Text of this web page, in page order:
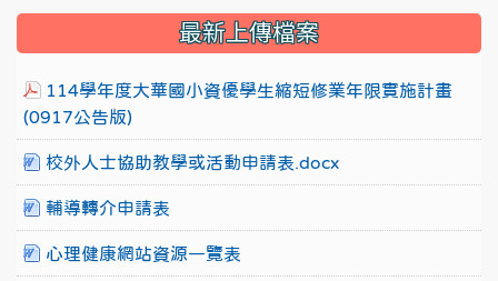
最新上傳檔案
114學年度大華國小資優學生縮短修業年限實施計畫
(0917公告版)
校外人士協助教學或活動申請表.docx
輔導轉介申請表
心理健康網站資源一覽表